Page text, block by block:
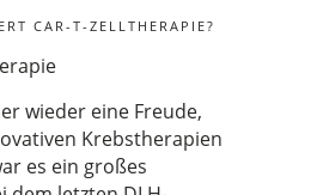
CAR-T-ZELLTHERAPIE?
wieder eine Freude,
Krebstherapien
es ein großes